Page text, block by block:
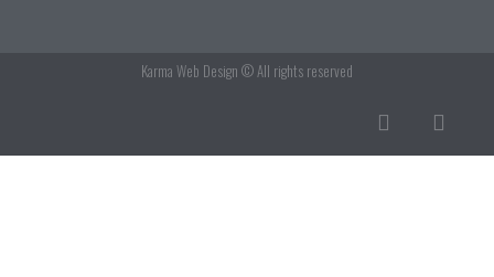
Karma Web Design © All rights reserved